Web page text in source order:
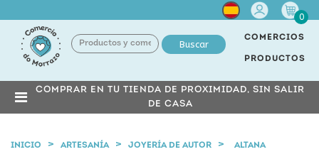
Cuenta
0
Buscar
COMERCIOS
PRODUCTOS
COMPRAR EN TU TIENDA DE PROXIMIDAD, SIN SALIR
DE CASA
INICIO ARTESANÍA JOYERÍA DE AUTOR ALTANA